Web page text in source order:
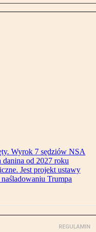
Wyrok 7 sędziów NSA
od 2027 roku
Jest projekt ustawy
Trumpa
REGULAMIN